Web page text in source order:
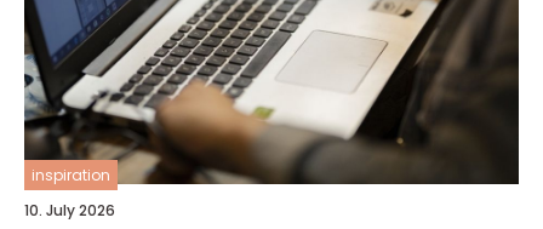
inspiration
10. July 2026